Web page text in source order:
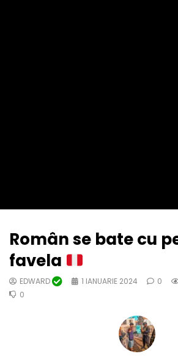
Român se bate cu
favela
EDWARD 1 IANUARIE 2024 0
0